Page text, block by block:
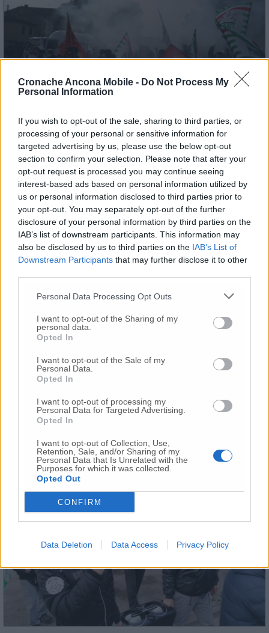
Cronache Ancona Mobile - Do Not Process My
Personal Information
If you wish to opt-out of the sale, sharing to third parties, or
processing of your personal or sensitive information for
targeted advertising by us, please use the below opt-out
section to confirm your selection. Please note that after your
opt-out request is processed you may continue seeing
interest-based ads based on personal information utilized by
us or personal information disclosed to third parties prior to
your opt-out. You may separately opt-out of the further
disclosure of your personal information by third parties on the
IAB’s list of downstream participants. This information may
also be disclosed by us to third parties on the IAB’s List of
Downstream Participants that may further disclose it to other
Personal Data Processing Opt Outs
I want to opt-out of the Sharing of my
personal data.
Opted In
I want to opt-out of the Sale of my
Personal Data.
Opted In
I want to opt-out of processing my
Personal Data for Targeted Advertising.
Opted In
I want to opt-out of Collection, Use,
Retention, Sale, and/or Sharing of my
Personal Data that Is Unrelated with the
Purposes for which it was collected.
Opted Out
CONFIRM
Data Deletion Data Access Privacy Policy